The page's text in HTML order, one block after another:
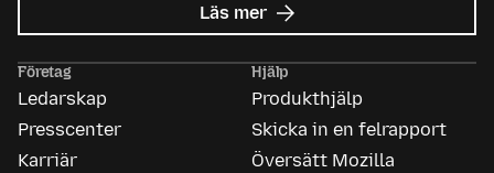
Läs mer om
Mozilla
Företag
Ledarskap
Presscenter
Karriär
Hjälp
Produkthjälp
Skicka in en felrapport
Översätt Mozilla